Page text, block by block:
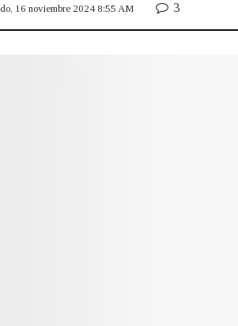
16 noviembre 2024 8:55 AM 3